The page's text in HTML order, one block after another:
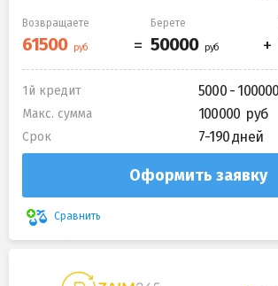
Возвращаете Берете
1й кредит 5000 - 100000
Макс. сумма 100000
Срок 7-190 дней
Оформить заявку
Сравнить